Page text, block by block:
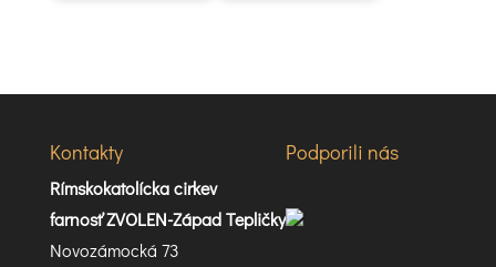
Kontakty
Rímskokatolícka cirkev
farnosť ZVOLEN-Západ Tepličky
Novozámocká 73
Podporili nás